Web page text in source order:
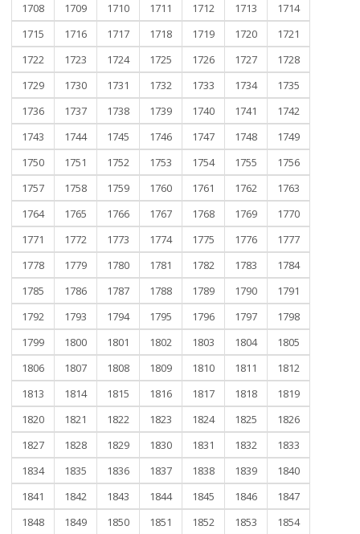
1708
1709 1710 1711 1712 1713
1714
1715
1716 1717 1718 1719 1720
1721
1722
1723 1724 1725 1726 1727
1728
1729
1730 1731 1732 1733 1734
1735
1736
1737 1738 1739 1740 1741
1742
1743
1744 1745 1746 1747 1748
1749
1750
1751 1752 1753 1754 1755
1756
1757
1758 1759 1760 1761 1762
1763
1764
1765 1766 1767 1768 1769
1770
1771
1772 1773 1774 1775 1776
1777
1778
1779 1780 1781 1782 1783
1784
1785
1786 1787 1788 1789 1790
1791
1792
1793 1794 1795 1796 1797
1798
1799
1800 1801 1802 1803 1804
1805
1806
1807 1808 1809 1810 1811
1812
1813
1814 1815 1816 1817 1818
1819
1820
1821 1822 1823 1824 1825
1826
1827
1828 1829 1830 1831 1832
1833
1834
1835 1836 1837 1838 1839
1840
1841
1842 1843 1844 1845 1846
1847
1848
1849 1850 1851 1852 1853
1854